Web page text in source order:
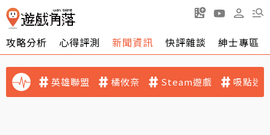
攻略分析 心得評測 新聞資訊 快評雜談 紳士專區
英雄聯盟 橘攸奈 Steam遊戲 吸點迷